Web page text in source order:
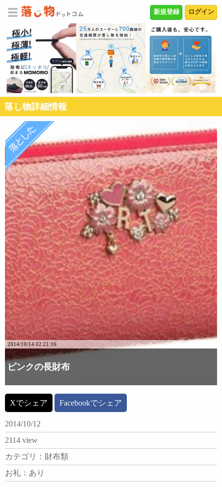
ログイン
新規登録
落し物詳細情報
2014/10/14 02:21:16
ピンクの長財布
Xでシェア Facebookでシェア
2014/10/12
2114 view
カテゴリ：財布類
お礼：あり